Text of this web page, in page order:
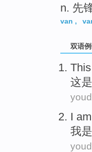
n. 先
van ,
双语
This
这是
I am
我是